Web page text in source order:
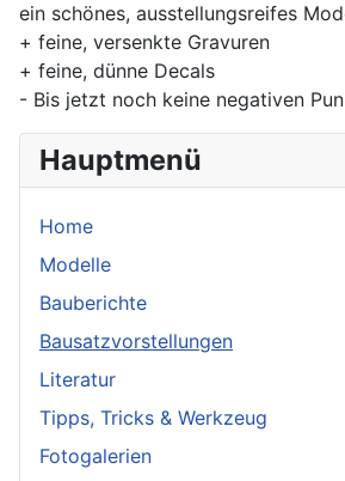
Hauptmenü
Home
Modelle
Bauberichte
Bausatzvorstellungen
Literatur
Tipps, Tricks & Werkzeug
Fotogalerien
ein schönes, ausstellungsreifes
+ feine, versenkte Gravuren
+ feine, dünne Decals
- Bis jetzt noch keine negativen